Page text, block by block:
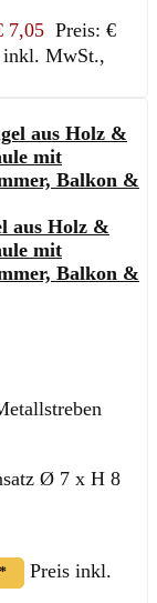
7,05 Preis: €
inkl. MwSt.,
aus Holz &
mit
Balkon &
Ø 7 x H 8
Preis inkl.